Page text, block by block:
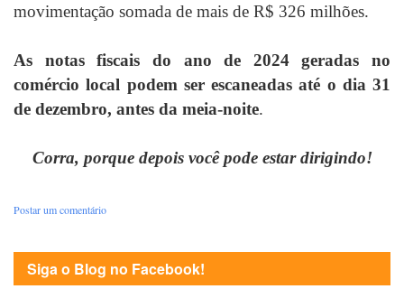
movimentação somada de mais de R$ 326 milhões.
As notas fiscais do ano de 2024 geradas no
comércio local podem ser escaneadas até o dia 31
de dezembro, antes da meia-noite.
Corra, porque depois você pode estar dirigindo!
Postar um comentário
Siga o Blog no Facebook!